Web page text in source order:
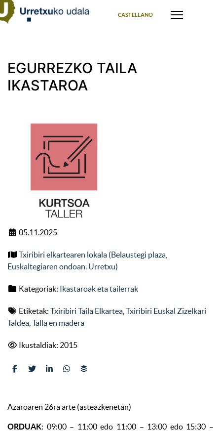
CASTELLANO
EGURREZKO TAILA
IKASTAROA
05.11.2025
Txiribiri elkartearen lokala (Belaustegi plaza,
Euskaltegiaren ondoan. Urretxu)
Kategoriak: Ikastaroak eta tailerrak
Etiketak: Txiribiri Taila Elkartea Txiribiri Euskal Zizelkari
Taldea Talla en madera
Ikustaldiak: 2015
Azaroaren 26ra arte (asteazkenetan)
ORDUAK: 09:00 – 11:00 edo 11:00 – 13:00 edo 15:30 –